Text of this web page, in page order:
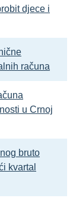
djece i
računa
u Crnoj
bruto
kvartal